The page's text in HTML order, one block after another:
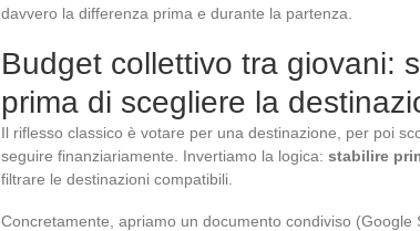
davvero la differenza prima e durante la partenza.
Budget collettivo tra giovani:
prima di scegliere la
Il riflesso classico è votare per una destinazione, per poi
seguire finanziariamente. Invertiamo la logica: stabilire
filtrare le destinazioni compatibili.
Concretamente, apriamo un documento condiviso